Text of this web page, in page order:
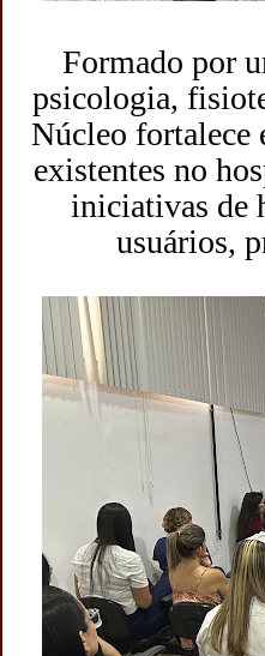
Formado por
psicologia,
Núcleo fortalece
existentes no
iniciativas de
usuários,